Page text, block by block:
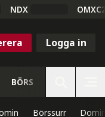
NDX
Logga in
BÖRS
Börssurr